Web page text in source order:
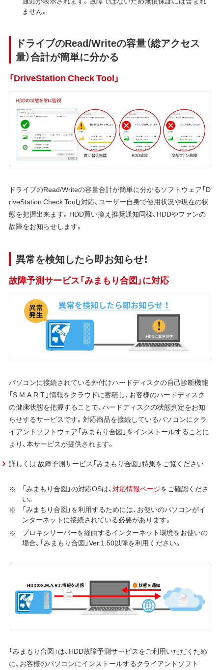
ません。
ドライブのRead/Writeの容量（総アクセス
量）合計が簡単に分かる
「DriveStation Check Tool」
ドライブのRead/Writeの容量合計が簡単に分かるソフトウェア「D
riveStation Check Tool」対応、ユーザー自身で使用状況や現在の状
態を把握出来ます。HDD買い換え推奨通知同様、HDDやファンの
故障をお知らせします。
異常を検知したら即お知らせ！
故障予測サービス「みまもり合図」に対応
パソコンに接続されている外付けハードディスクの自己診断機能
「S.M.A.R.T.」情報をクラウドに蓄積し、お客様のハードディスク
の健康状態を把握することで、ハードディスクの状態判定をお知
らせするサービスです。対応商品を接続しているパソコンにクラ
イアントソフトウェア「みまもり合図」をインストールすることに
より、本サービスが提供されます。
詳しくは 故障予測サービス「みまもり合図」特集をご覧ください
「みまもり合図」の対応OSは、対応情報ページをご確認くださ
い。
「みまもり合図」を利用するためには、お使いのパソコンがイ
ンターネットに接続されている必要があります。
プロキシサーバーを経由するインターネット環境をお使いの
場合、「みまもり合図」Ver.1.50以降を利用ください。
「みまもり合図」は、HDD故障予測サービスをご利用いただくため
に、お客様のパソコンにインストールするクライアントソフト